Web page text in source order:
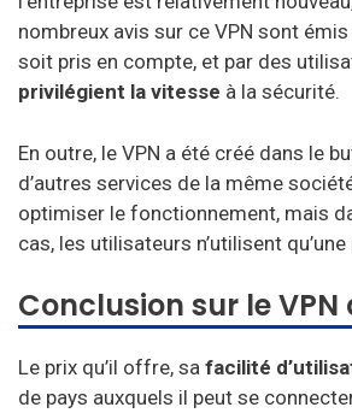
nombreux avis sur ce VPN sont
soit pris en compte, et par des
privilégient la vitesse à la sécurité.
En outre, le VPN a été créé dans le
d’autres services de la même
optimiser le fonctionnement, mais
cas, les utilisateurs n’utilisent
Conclusion sur le VPN
Le prix qu’il offre, sa facilité
de pays auxquels il peut se